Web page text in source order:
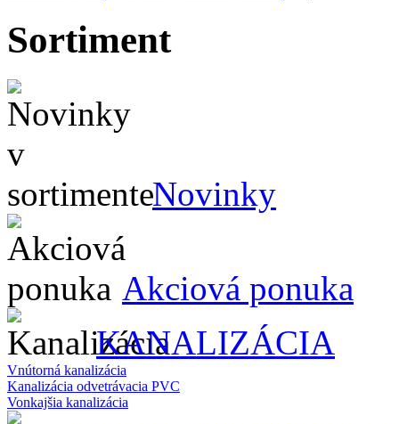
Sortiment
Novinky
Akciová ponuka
KANALIZÁCIA
Vnútorná kanalizácia
Kanalizácia odvetrávacia PVC
Vonkajšia kanalizácia